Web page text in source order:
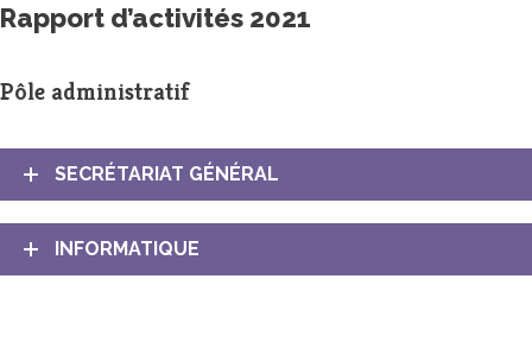
Rapport d’activités 2021
Pôle administratif
SECRÉTARIAT GÉNÉRAL
INFORMATIQUE